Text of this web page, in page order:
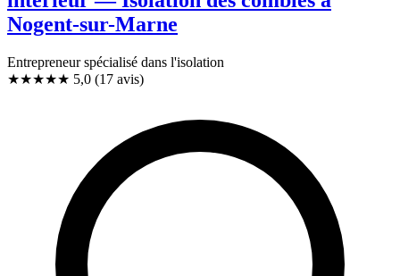
Nogent-sur-Marne
Entrepreneur spécialisé dans l'isolation
★★★★★ 5,0 (17 avis)